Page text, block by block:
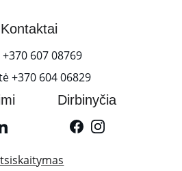
Kontaktai
+370 607 08769
+370 604 06829
Dirbinyčia